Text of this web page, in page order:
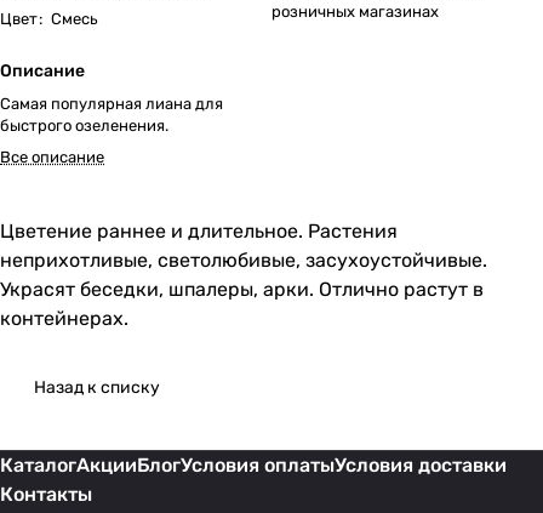
Цвет: Смесь
Описание
Самая популярная лиана для
быстрого озеленения.
Все описание
розничных магазинах
Цветение раннее и длительное. Растения
неприхотливые, светолюбивые, засухоустойчивые.
Украсят беседки, шпалеры, арки. Отлично растут в
контейнерах.
Назад к списку
КаталогАкцииБлогУсловия оплатыУсловия доставки
Контакты